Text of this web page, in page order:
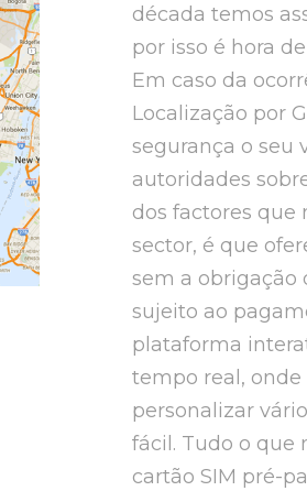
década temos
por isso é hora
Em caso da
Localização por
segurança o seu
autoridades
dos factores que
sector, é que
sem a obrigação
sujeito ao
plataforma
tempo real, onde
personalizar
fácil. Tudo o que
cartão SIM pré-